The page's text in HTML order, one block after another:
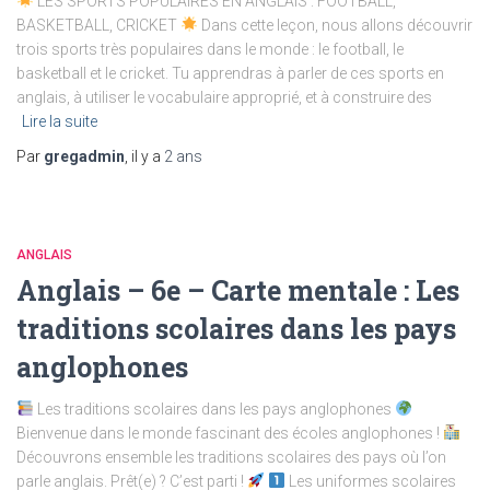
BASKETBALL, CRICKET
Dans cette leçon, nous allons découvrir
trois sports très populaires dans le monde : le football, le
basketball et le cricket. Tu apprendras à parler de ces sports en
anglais, à utiliser le vocabulaire approprié, et à construire des
Lire la suite
Par gregadmin , il y a 2 ans
ANGLAIS
Anglais – 6e – Carte mentale : Les
traditions scolaires dans les pays
anglophones
Les traditions scolaires dans les pays anglophones
Bienvenue dans le monde fascinant des écoles anglophones !
Découvrons ensemble les traditions scolaires des pays où l’on
parle anglais. Prêt(e) ? C’est parti !
Les uniformes scolaires